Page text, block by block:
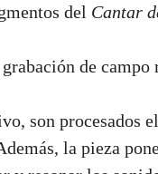
del Cantar
de campo
son procesados
la pieza